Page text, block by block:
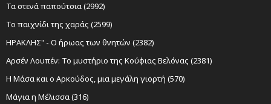
Τα στενά παπούτσια (2992)
Το παιχνίδι της χαράς (2599)
ΗΡΑΚΛΗΣ" - Ο ήρωας των θνητών (2382)
Αρσέν Λουπέν: Το μυστήριο της Κούφιας Βελόνας (2381)
Η Μάσα και ο Αρκούδος, μια μεγάλη γιορτή (570)
Μάγια η Μέλισσα (316)